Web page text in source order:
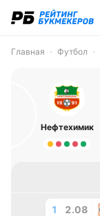
Главная Футбол
Нефтехимик
1 2.08